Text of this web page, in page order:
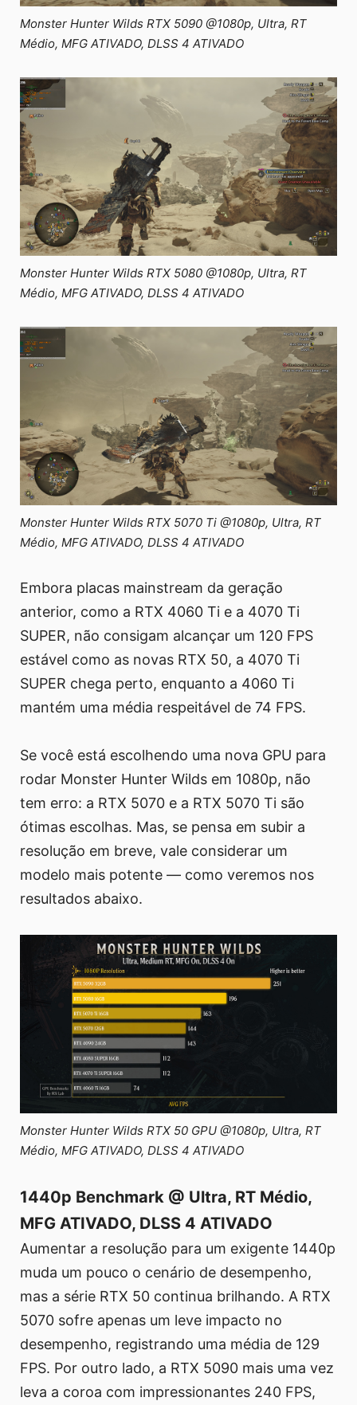
Monster Hunter Wilds RTX 5090 @1080p, Ultra, RT
Médio, MFG ATIVADO, DLSS 4 ATIVADO
Monster Hunter Wilds RTX 5080 @1080p, Ultra, RT
Médio, MFG ATIVADO, DLSS 4 ATIVADO
Monster Hunter Wilds RTX 5070 Ti @1080p, Ultra, RT
Médio, MFG ATIVADO, DLSS 4 ATIVADO
Embora placas mainstream da geração
anterior, como a RTX 4060 Ti e a 4070 Ti
SUPER, não consigam alcançar um 120 FPS
estável como as novas RTX 50, a 4070 Ti
SUPER chega perto, enquanto a 4060 Ti
mantém uma média respeitável de 74 FPS.
Se você está escolhendo uma nova GPU para
rodar Monster Hunter Wilds em 1080p, não
tem erro: a RTX 5070 e a RTX 5070 Ti são
ótimas escolhas. Mas, se pensa em subir a
resolução em breve, vale considerar um
modelo mais potente — como veremos nos
resultados abaixo.
Monster Hunter Wilds RTX 50 GPU @1080p, Ultra, RT
Médio, MFG ATIVADO, DLSS 4 ATIVADO
1440p Benchmark @ Ultra, RT Médio,
MFG ATIVADO, DLSS 4 ATIVADO
Aumentar a resolução para um exigente 1440p
muda um pouco o cenário de desempenho,
mas a série RTX 50 continua brilhando. A RTX
5070 sofre apenas um leve impacto no
desempenho, registrando uma média de 129
FPS. Por outro lado, a RTX 5090 mais uma vez
leva a coroa com impressionantes 240 FPS,